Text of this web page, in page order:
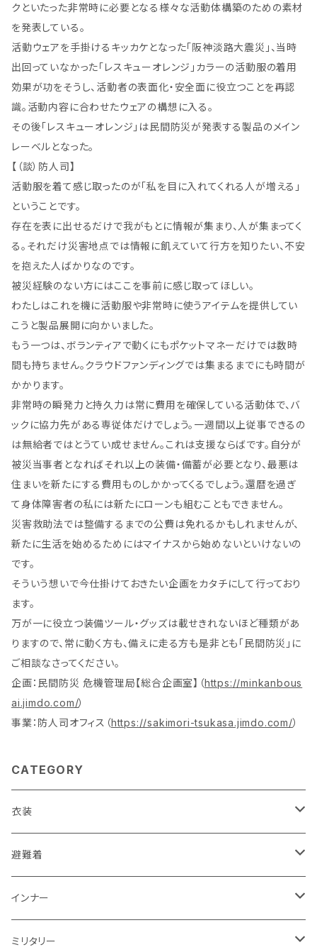
クといたった非常時に必要となる様々な活動体構築のための素材
を発表している。
活動ウェアを手掛けるキッカケとなった「阪神淡路大震災」、当時
出回っていなかった「レスキューオレンジ」カラーの活動服の着用
効果が功をそうし、活動者の表面化・安全面に役立つことを再認
識。活動内容に合わせたウェアの構想に入る。
その後「レスキューオレンジ」は民間防災が発表する製品のメイン
レーベルとなった。
【（談）防人司】
活動服を着て感じ取ったのが「私を目に入れてくれる人が増える」
ということです。
存在を表に出せるだけで我がもとに情報が集まり、人が集まってく
る。それだけ災害地点では情報に飢えていて行方を知りたい、不安
を抱えた人ばかりなのです。
被災経験のない方にはここを事前に感じ取ってほしい。
わたしはこれを機に活動服や非常時に使うアイテムを提供してい
こうと製品展開に向かいました。
もう一つは、ボランティアで動くにもポケットマネーだけでは数時
間も持ちません。クラウドファンディングでは集まるまでにも時間が
かかります。
非常時の瞬発力と持久力は常に費用を確保している活動体で、バ
ックに協力先がある専従体だけでしょう。一週間以上従事できるの
は無給者ではとうてい成せません。これは支援ならばです。自分が
被災当事者となればそれ以上の装備・備蓄が必要となり、最悪は
住まいを新たにする費用ものしかかってくるでしょう。還暦を過ぎ
て身体障害者の私には新たにローンも組むこともできません。
災害救助法では整備するまでの公費は免れるかもしれませんが、
新たに生活を始めるためにはマイナスから始めないといけないの
です。
そういう想いで今仕掛けておきたい企画をカタチにして行っており
ます。
万が一に役立つ装備ツール・グッズは載せきれないほど種類があ
りますので、常に動く方も、備えに走る方も是非とも「民間防災」に
ご相談なさってください。
企画：民間防災 危機管理局【総合企画室】（https://minkanbous
ai.jimdo.com/）
事業：防人司オフィス（https://sakimori-tsukasa.jimdo.com/）
CATEGORY
衣装
活動服（防災服）
ドライウエア
赤色系
レスキュー
POLICE・警察
避難着
レディス
ドライウエア
メンズ
インナー
レディス
ミリタリー